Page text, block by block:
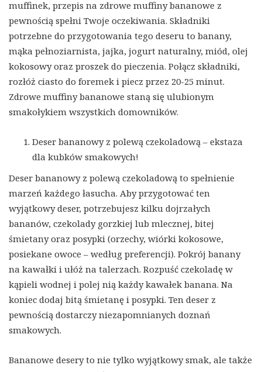
muffinek, przepis na zdrowe muffiny bananowe z
pewnością spełni Twoje oczekiwania. Składniki
potrzebne do przygotowania tego deseru to banany,
mąka pełnoziarnista, jajka, jogurt naturalny, miód, olej
kokosowy oraz proszek do pieczenia. Połącz składniki,
rozłóż ciasto do foremek i piecz przez 20-25 minut.
Zdrowe muffiny bananowe staną się ulubionym
smakołykiem wszystkich domowników.
Deser bananowy z polewą czekoladową – ekstaza
dla kubków smakowych!
Deser bananowy z polewą czekoladową to spełnienie
marzeń każdego łasucha. Aby przygotować ten
wyjątkowy deser, potrzebujesz kilku dojrzałych
bananów, czekolady gorzkiej lub mlecznej, bitej
śmietany oraz posypki (orzechy, wiórki kokosowe,
posiekane owoce – według preferencji). Pokrój banany
na kawałki i ułóż na talerzach. Rozpuść czekoladę w
kąpieli wodnej i polej nią każdy kawałek banana. Na
koniec dodaj bitą śmietanę i posypki. Ten deser z
pewnością dostarczy niezapomnianych doznań
smakowych.
Bananowe desery to nie tylko wyjątkowy smak, ale także